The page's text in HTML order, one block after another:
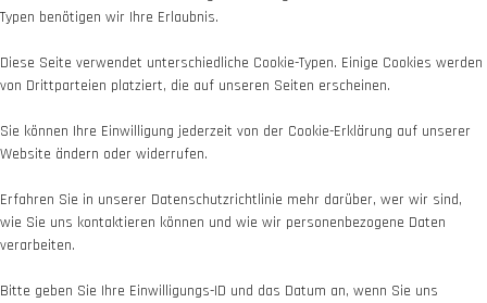
Typen benötigen wir Ihre Erlaubnis.
Diese Seite verwendet unterschiedliche Cookie-Typen. Einige Cookies werden
von Drittparteien platziert, die auf unseren Seiten erscheinen.
Sie können Ihre Einwilligung jederzeit von der Cookie-Erklärung auf unserer
Website ändern oder widerrufen.
Erfahren Sie in unserer Datenschutzrichtlinie mehr darüber, wer wir sind,
wie Sie uns kontaktieren können und wie wir personenbezogene Daten
verarbeiten.
Bitte geben Sie Ihre Einwilligungs-ID und das Datum an, wenn Sie uns